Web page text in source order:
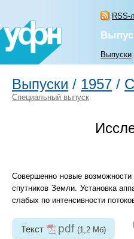
RSS-
Выпуски
Выпуски / 1957 /
Специальный выпуск
Совершенно новые возможности
спутников Земли. Установка
слабых по интенсивности
Текст pdf (1,2 Мб)